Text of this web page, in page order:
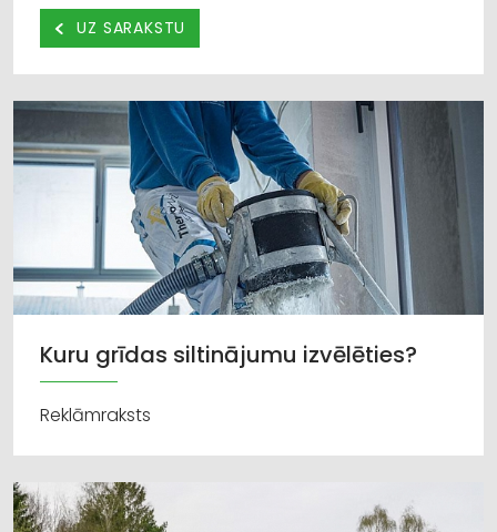
UZ SARAKSTU
Kuru grīdas siltinājumu izvēlēties?
Reklāmraksts